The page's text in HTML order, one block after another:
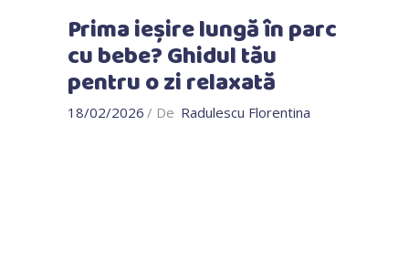
Prima ieșire lungă în parc
cu bebe? Ghidul tău
pentru o zi relaxată
18/02/2026 De Radulescu Florentina